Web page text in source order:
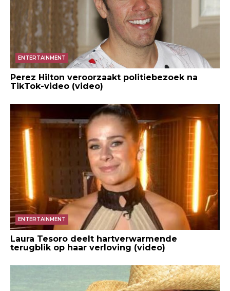
ENTERTAINMENT
Perez Hilton veroorzaakt politiebezoek na
TikTok-video (video)
ENTERTAINMENT
Laura Tesoro deelt hartverwarmende
terugblik op haar verloving (video)